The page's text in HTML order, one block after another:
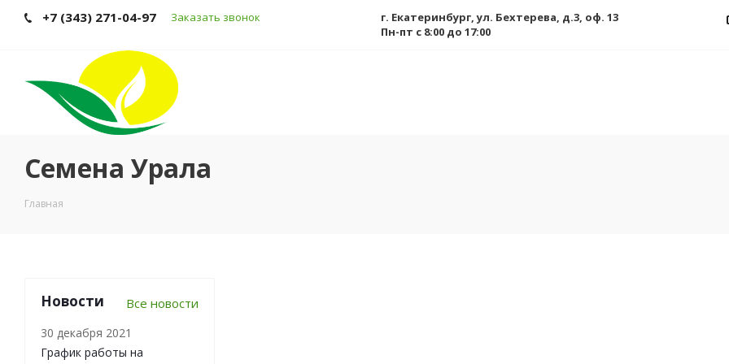
+7 (343) 271-04-97 Заказать звонок
г. Екатеринбург, ул. Бехтерева, д.3, оф. 13
Пн-пт с 8:00 до 17:00
Семена Урала
Главная
Новости Все новости
30 декабря 2021
График работы на